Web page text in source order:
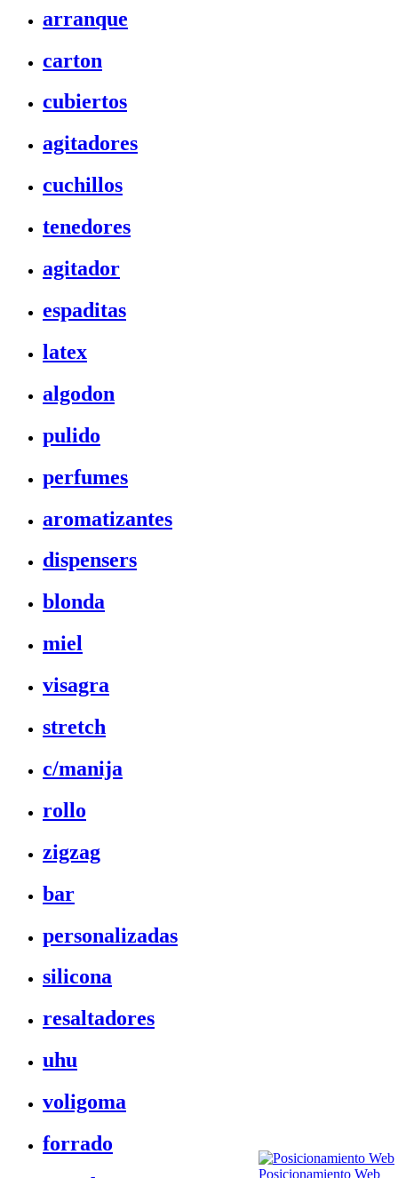
arranque
carton
cubiertos
agitadores
cuchillos
tenedores
agitador
espaditas
latex
algodon
pulido
perfumes
aromatizantes
dispensers
blonda
miel
visagra
stretch
c/manija
rollo
zigzag
bar
personalizadas
silicona
resaltadores
uhu
voligoma
forrado
Posicionamiento Web